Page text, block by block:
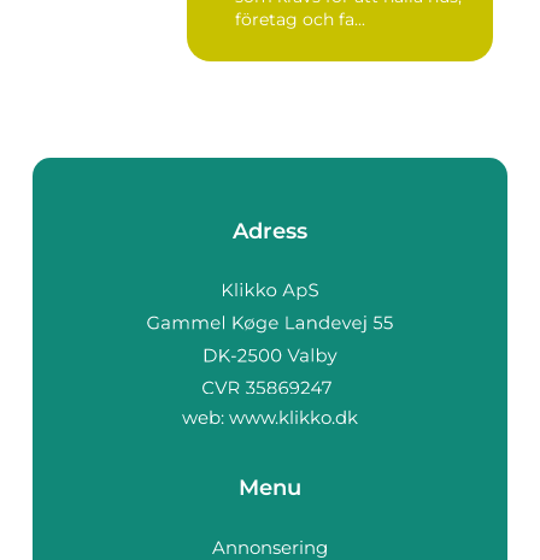
företag och fa...
Adress
web: www.klikko.dk
Menu
Annonsering